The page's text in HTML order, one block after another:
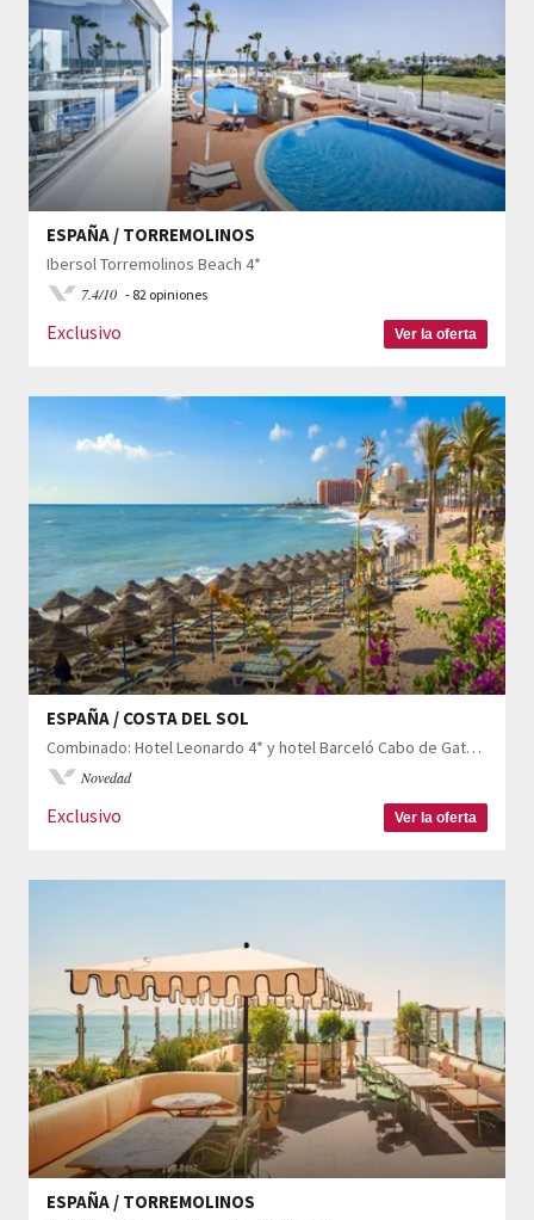
ESPAÑA / TORREMOLINOS
Ibersol Torremolinos Beach 4*
7.4/10 - 82 opiniones
Exclusivo Ver la oferta
ESPAÑA / COSTA DEL SOL
Combinado: Hotel Leonardo 4* y hotel Barceló Cabo de Gata 4*
Novedad
Exclusivo Ver la oferta
ESPAÑA / TORREMOLINOS